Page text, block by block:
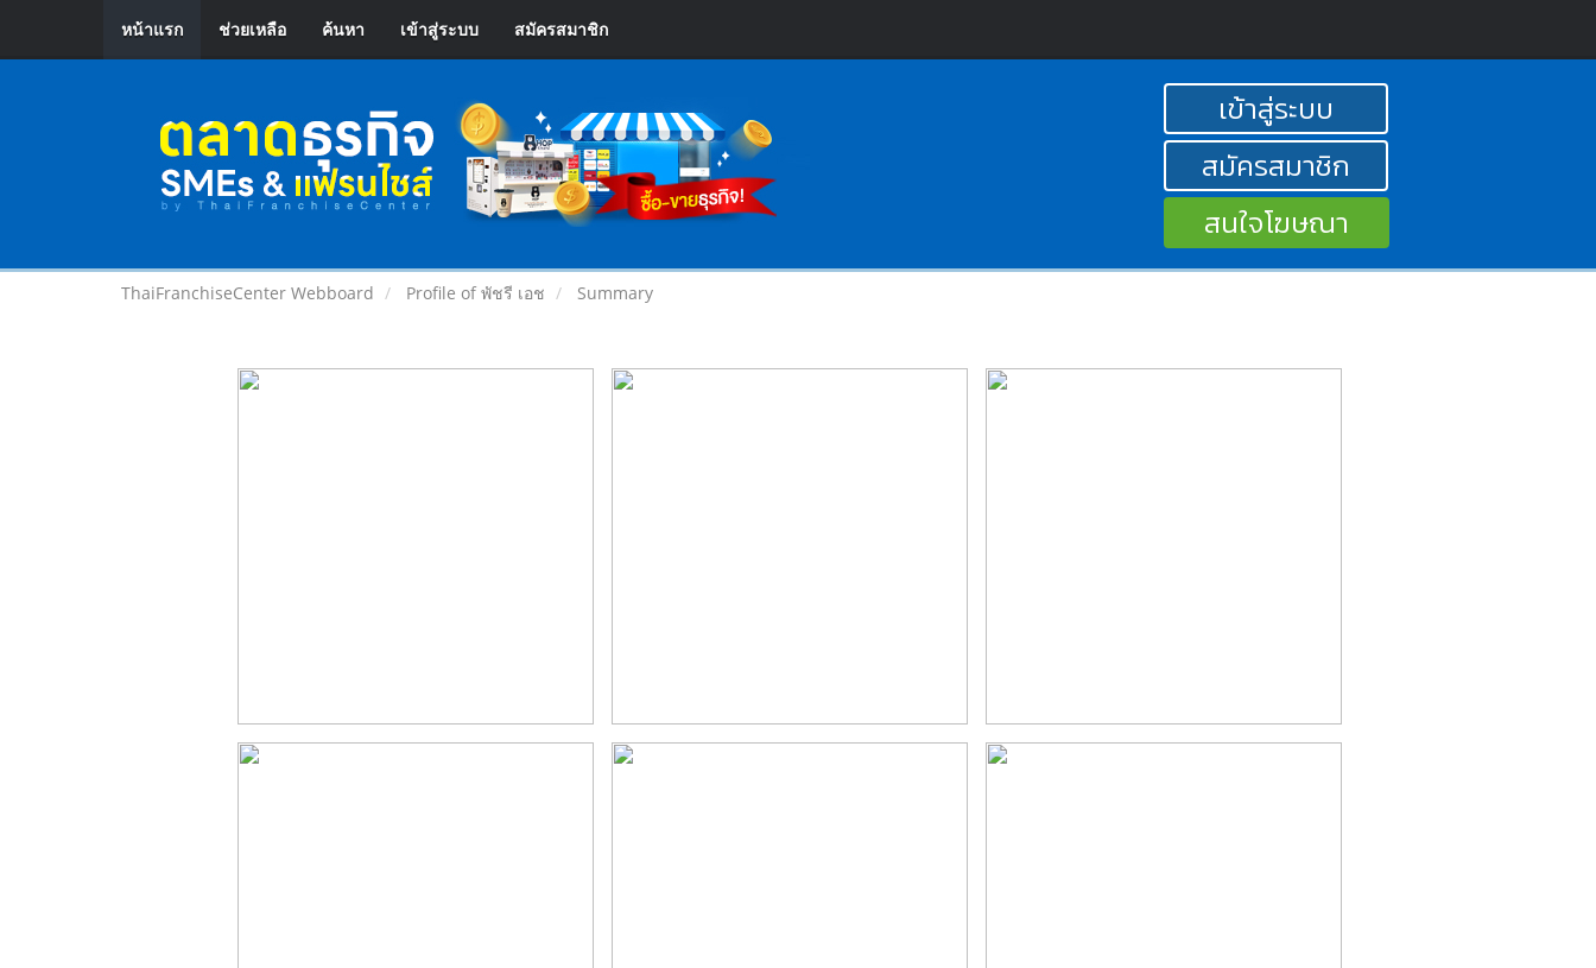
หน้าแรก ช่วยเหลือ ค้นหา เข้าสู่ระบบ สมัครสมาชิก
เข้าสู่ระบบ
สมัครสมาชิก
สนใจโฆษณา
ThaiFranchiseCenter Webboard Profile of พัชรี เอช Summary